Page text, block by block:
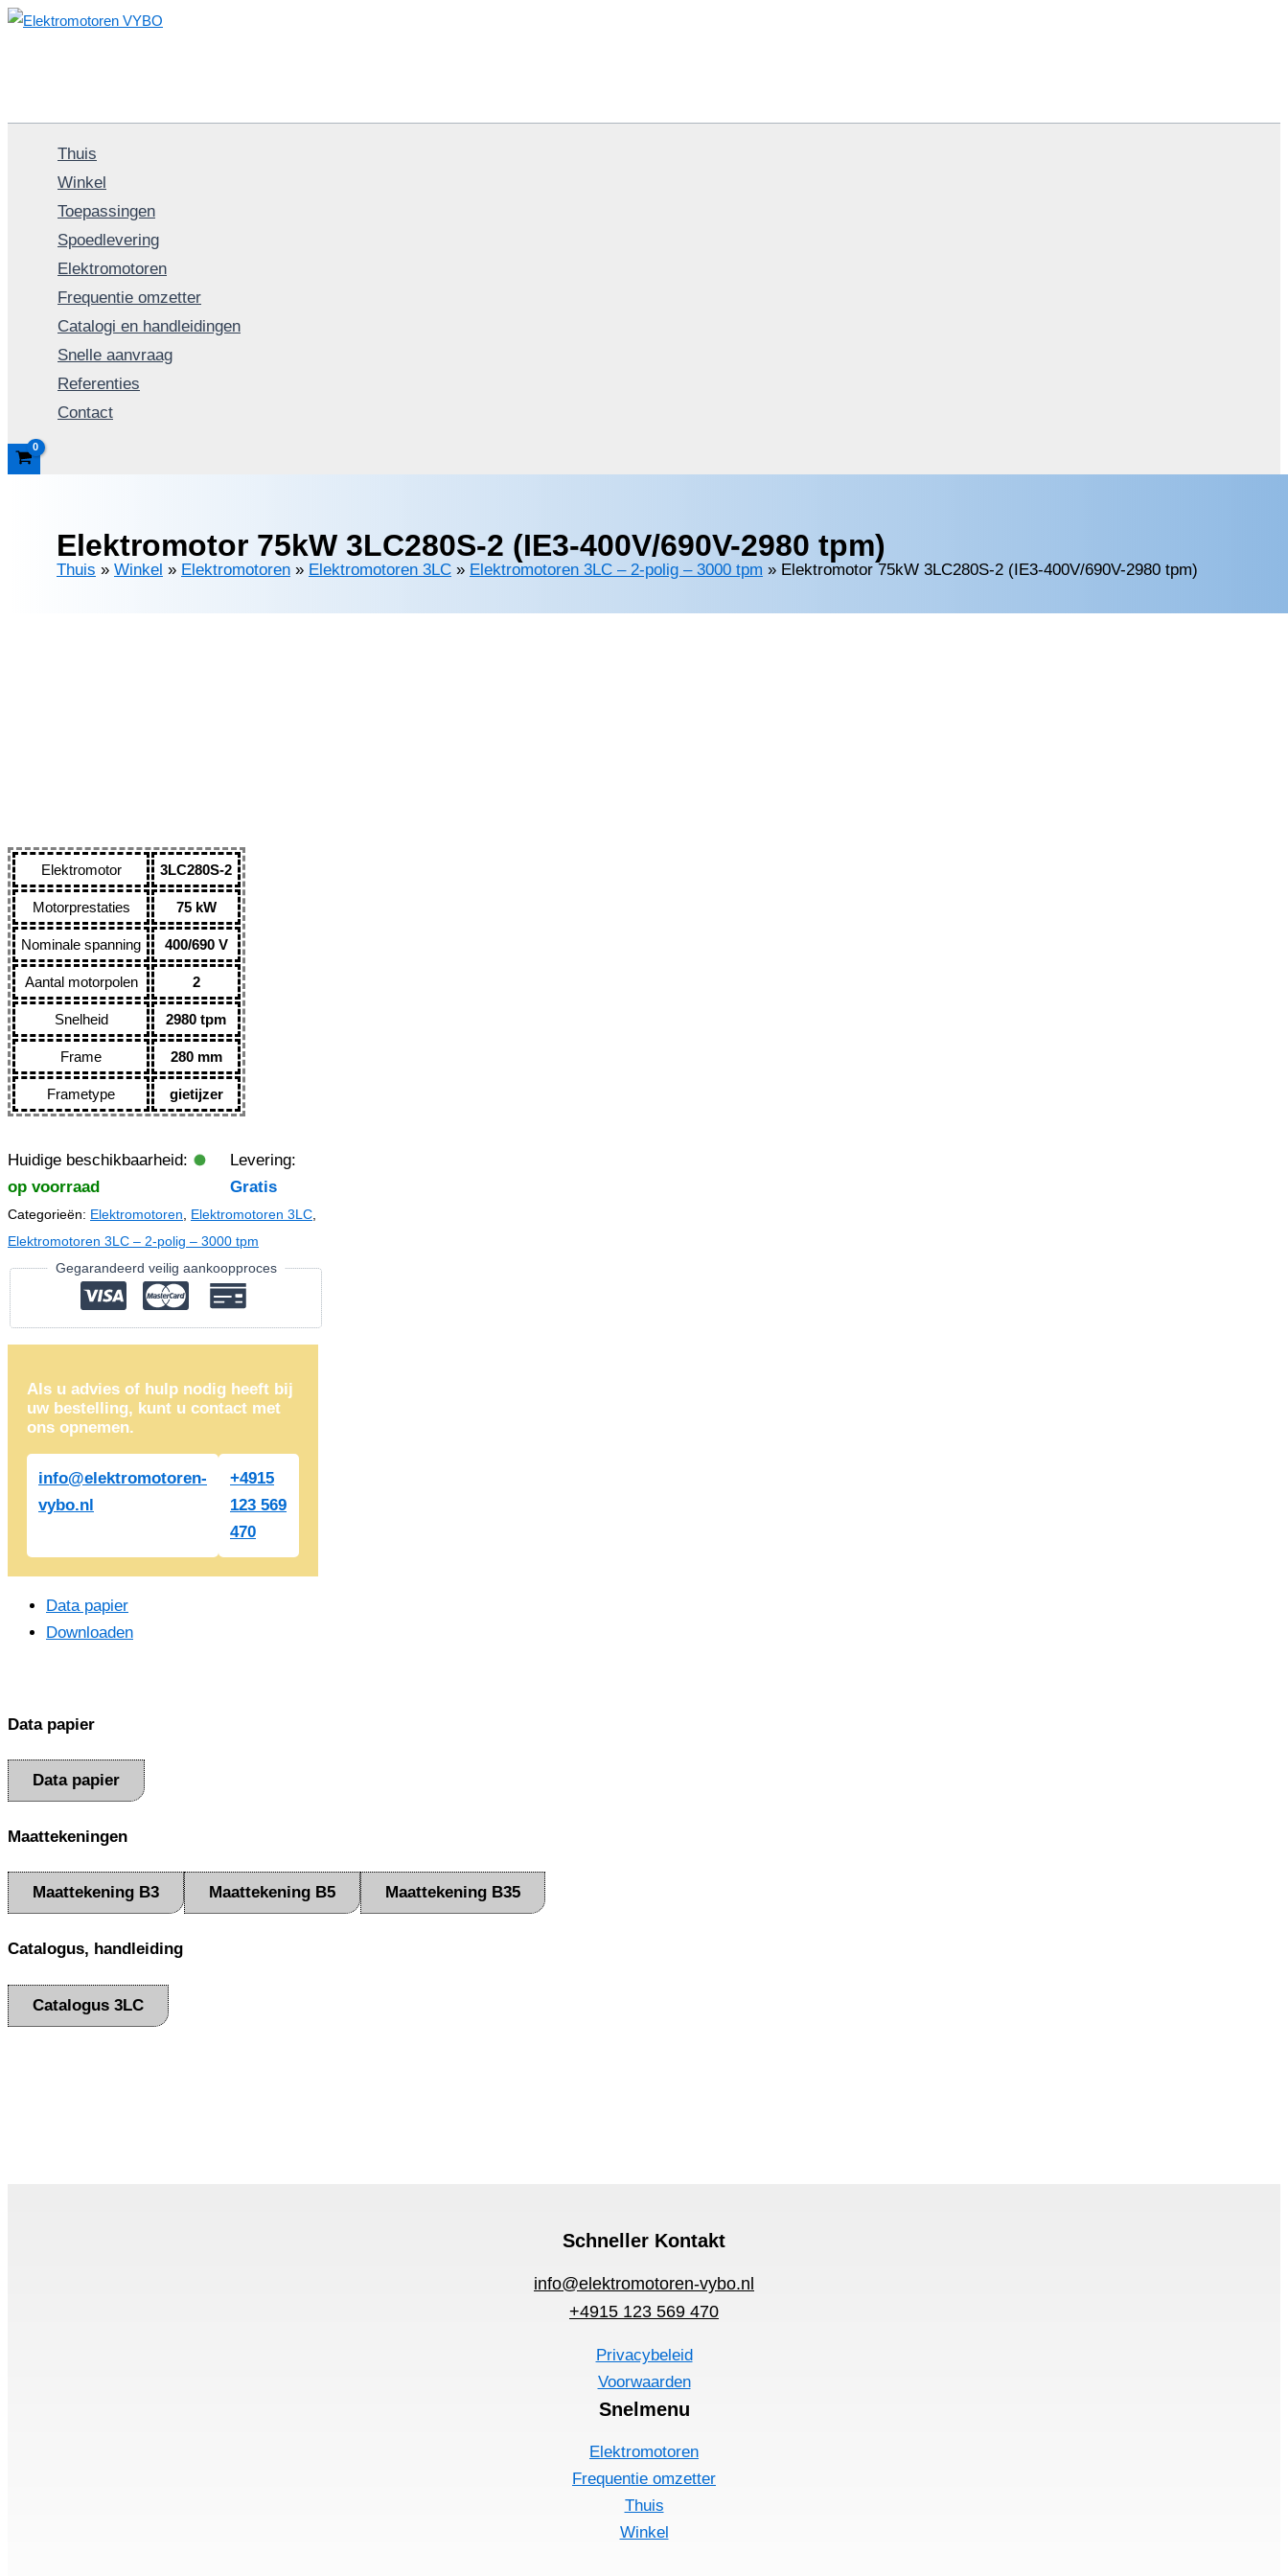
Ga
Thuis
Winkel
Toepassingen
Spoedlevering
Elektromotoren
Frequentie omzetter
Catalogi en handleidingen
Snelle aanvraag
Referenties
Contact
Elektromotor 75kW 3LC280S-2 (IE3-400V/690V-2980 tpm)
Thuis » Winkel » Elektromotoren » Elektromotoren 3LC » Elektromotoren 3LC – 2-polig – 3000 tpm » Elektromotor 75kW 3LC280S-2 (IE3-400V/690V-2980 tpm)
Elektromotor 3LC280S-2
Motorprestaties 75 kW
Nominale spanning 400/690 V
Aantal motorpolen 2
Snelheid 2980 tpm
Frame 280 mm
Frametype gietijzer
Huidige beschikbaarheid:
op voorraad
Levering:
Gratis
Categorieën: Elektromotoren, Elektromotoren 3LC,
Elektromotoren 3LC – 2-polig – 3000 tpm
Gegarandeerd veilig aankoopproces
Als u advies of hulp nodig heeft bij
uw bestelling, kunt u contact met
ons opnemen.
info@elektromotoren-
vybo.nl
+4915
123 569
470
Data papier
Downloaden
Data papier
Data papier
Maattekeningen
Maattekening B3 Maattekening B5 Maattekening B35
Catalogus, handleiding
Catalogus 3LC
Schneller Kontakt
info@elektromotoren-vybo.nl
+4915 123 569 470
Privacybeleid
Voorwaarden
Snelmenu
Elektromotoren
Frequentie omzetter
Thuis
Winkel